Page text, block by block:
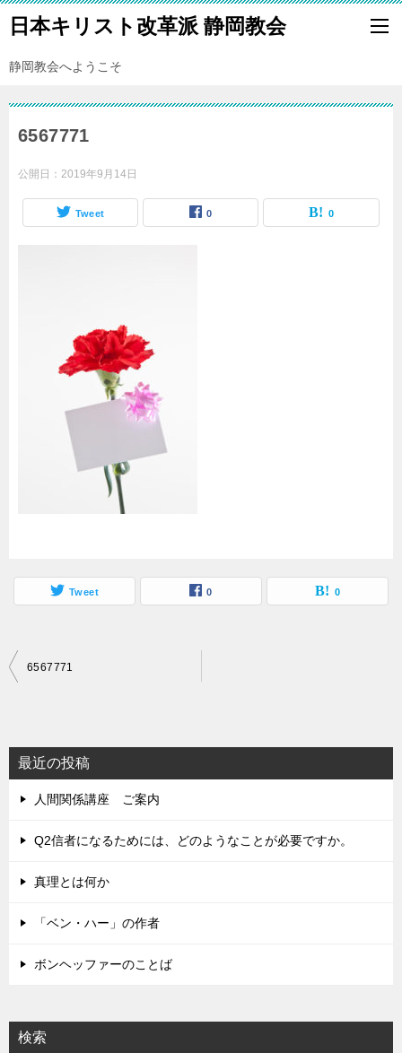
日本キリスト改革派 静岡教会
静岡教会へようこそ
6567771
公開日： 2019年9月14日
Tweet 0 0
Tweet 0 0
投
ビ
ゲ
ー
シ
6567771
最近の投稿
人間関係講座 ご案内
Q2信者になるためには、どのようなことが必要ですか。
真理とは何か
「ベン・ハー」の作者
ボンヘッファーのことば
検索